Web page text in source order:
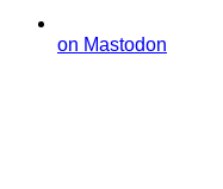
on Mastodon